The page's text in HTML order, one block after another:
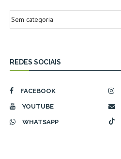
REDES SOCIAIS
FACEBOOK
YOUTUBE
WHATSAPP